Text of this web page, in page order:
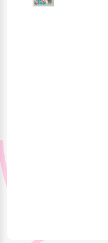
Îmbrăcăminte și